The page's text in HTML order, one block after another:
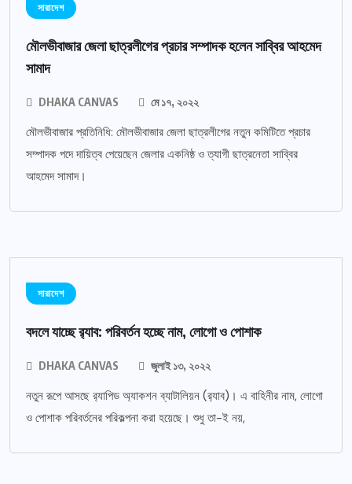
সারাদেশ
মৌলভীবাজার জেলা ছাত্রলীগের প্রচার সম্পাদক হলেন সাব্বির আহমেদ
সামাদ
DHAKA CANVAS মে ১৭, ২০২২
মৌলভীবাজার প্রতিনিধি: মৌলভীবাজার জেলা ছাত্রলীগের নতুন কমিটিতে প্রচার
সম্পাদক পদে দায়িত্ব পেয়েছেন জেলার একনিষ্ঠ ও ত্যাগী ছাত্রনেতা সাব্বির
আহমেদ সামাদ।
সারাদেশ
বদলে যাচ্ছে র‌্যাব: পরিবর্তন হচ্ছে নাম, লোগো ও পোশাক
DHAKA CANVAS জুলাই ১৩, ২০২২
নতুন রূপে আসছে র‌্যাপিড অ্যাকশন ব্যাটালিয়ন (র‌্যাব)। এ বাহিনীর নাম, লোগো
ও পোশাক পরিবর্তনের পরিকল্পনা করা হয়েছে। শুধু তা-ই নয়,